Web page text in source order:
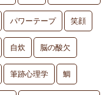
パワーテープ 笑顔
自炊 脳の酸欠
筆跡心理学 鯛